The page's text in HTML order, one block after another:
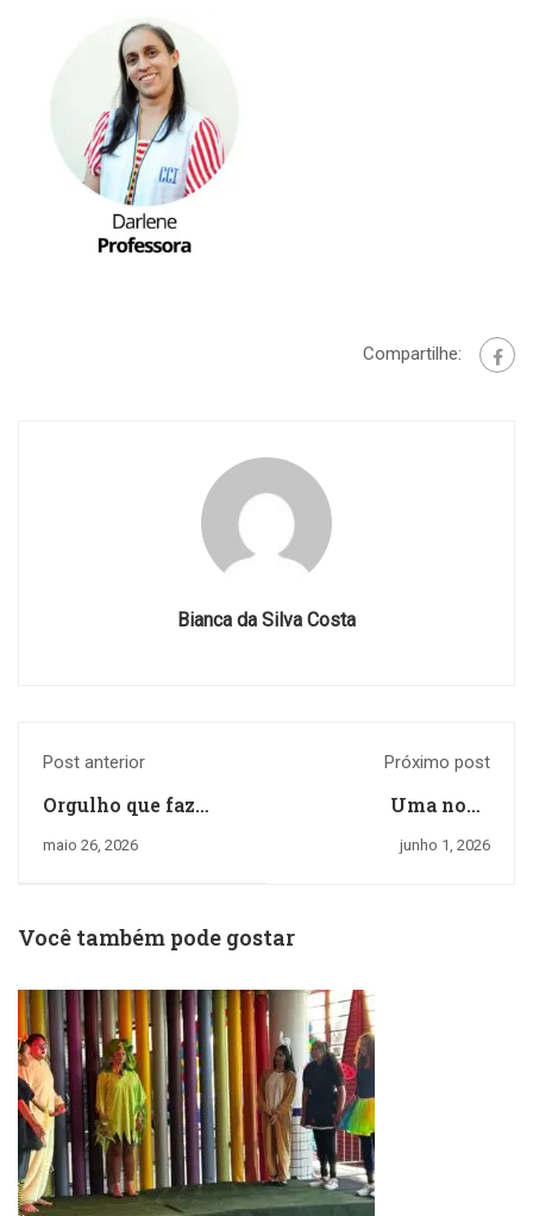
Compartilhe:
Bianca da Silva Costa
Post anterior
Orgulho que faz
história!
maio 26, 2026
Próximo post
Uma nova
experiência de
junho 1, 2026
Você também pode gostar